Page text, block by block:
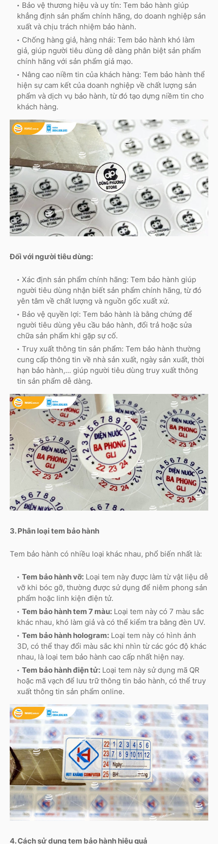
Bảo vệ thương hiệu và uy tín: Tem bảo hành giúp
khẳng định sản phẩm chính hãng, do doanh nghiệp sản
xuất và chịu trách nhiệm bảo hành.
Chống hàng giả, hàng nhái: Tem bảo hành khó làm
giả, giúp người tiêu dùng dễ dàng phân biệt sản phẩm
chính hãng với sản phẩm giả mạo.
Nâng cao niềm tin của khách hàng: Tem bảo hành thể
hiện sự cam kết của doanh nghiệp về chất lượng sản
phẩm và dịch vụ bảo hành, từ đó tạo dựng niềm tin cho
khách hàng.
Đối với người tiêu dùng:
Xác định sản phẩm chính hãng: Tem bảo hành giúp
người tiêu dùng nhận biết sản phẩm chính hãng, từ đó
yên tâm về chất lượng và nguồn gốc xuất xứ.
Bảo vệ quyền lợi: Tem bảo hành là bằng chứng để
người tiêu dùng yêu cầu bảo hành, đổi trả hoặc sửa
chữa sản phẩm khi gặp sự cố.
Truy xuất thông tin sản phẩm: Tem bảo hành thường
cung cấp thông tin về nhà sản xuất, ngày sản xuất, thời
hạn bảo hành,... giúp người tiêu dùng truy xuất thông
tin sản phẩm dễ dàng.
3. Phân loại tem bảo hành
Tem bảo hành có nhiều loại khác nhau, phổ biến nhất là:
Tem bảo hành vỡ: Loại tem này được làm từ vật liệu dễ
vỡ khi bóc gỡ, thường được sử dụng để niêm phong sản
phẩm hoặc linh kiện điện tử.
Tem bảo hành tem 7 màu: Loại tem này có 7 màu sắc
khác nhau, khó làm giả và có thể kiểm tra bằng đèn UV.
Tem bảo hành hologram: Loại tem này có hình ảnh
3D, có thể thay đổi màu sắc khi nhìn từ các góc độ khác
nhau, là loại tem bảo hành cao cấp nhất hiện nay.
Tem bảo hành điện tử: Loại tem này sử dụng mã QR
hoặc mã vạch để lưu trữ thông tin bảo hành, có thể truy
xuất thông tin sản phẩm online.
4. Cách sử dụng tem bảo hành hiệu quả